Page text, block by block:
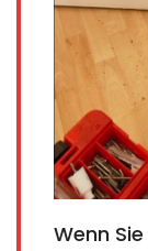
Wenn